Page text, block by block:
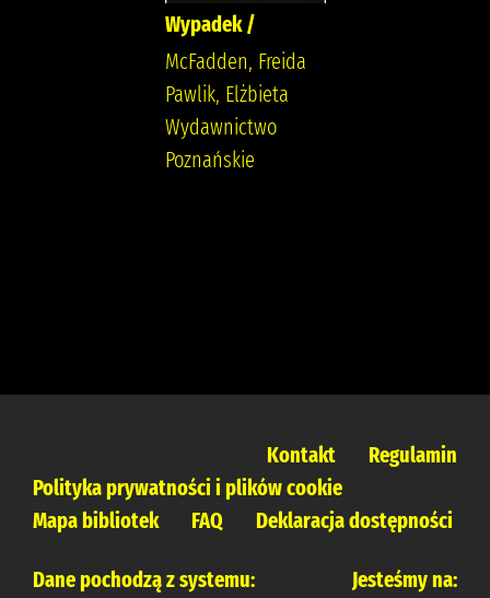
Wypadek /
McFadden, Freida
Pawlik, Elżbieta
Wydawnictwo
Poznańskie
Kontakt
Regulamin
Polityka prywatności i plików cookie
Mapa bibliotek
FAQ Deklaracja dostępności
Dane pochodzą z systemu: Jesteśmy na: